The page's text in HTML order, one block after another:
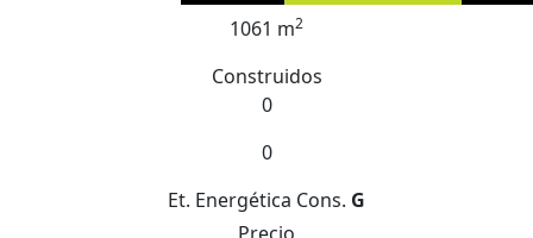
1061 m2
Construidos
0
0
Et. Energética Cons. G